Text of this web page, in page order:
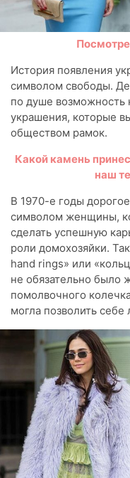
История появления
символом свободы.
по душе возможность
украшения, которые
обществом рамок.
Какой камень
наш
В 1970-е годы
символом женщины,
сделать успешную
роли домохозяйки.
hand rings» или
не обязательно было
помолвочного
могла позволить